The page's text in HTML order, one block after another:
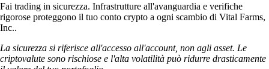
Fai trading in sicurezza. Infrastrutture all'avanguardia e verifiche
rigorose proteggono il tuo conto crypto a ogni scambio di Vital Farms,
Inc..
La sicurezza si riferisce all'accesso all'account, non agli asset. Le
criptovalute sono rischiose e l'alta volatilità può ridurre drasticamente